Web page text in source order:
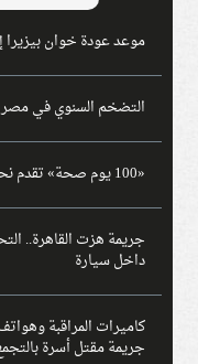
موعد عودة خوان بيزيرا
التضخم السنوي في مصر يرتفع إلى 13%
«100 يوم صحة» تقدم نحو 11 مليون خدمة مجانية في 8 أيام
جريمة هزت القاهرة..
داخل سيارة
كاميرات المراقبة
جريمة مقتل أسرة